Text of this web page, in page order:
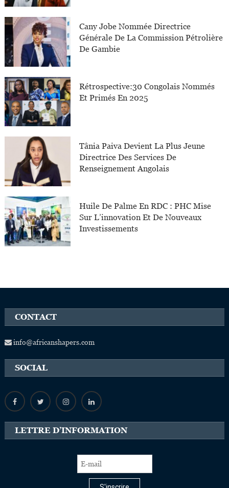
Cany Jobe Nommée Directrice
Générale De La Commission Pétrolière
De Gambie
Rétrospective:30 Congolais Nommés
Et Primés En 2025
Tânia Paiva Devient La Plus Jeune
Directrice Des Services De
Renseignement Angolais
Huile De Palme En RDC : PHC Mise
Sur L’innovation Et De Nouveaux
Investissements
CONTACT
info@africanshapers.com
SOCIAL
LETTRE D’INFORMATION